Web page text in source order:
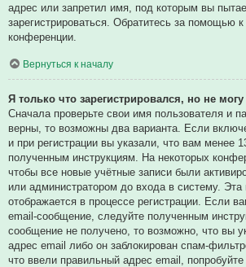
адрес или запретил имя, под которым вы
зарегистрироваться. Обратитесь за помощью
конференции.
Вернуться к началу
Я только что зарегистрировался, но не
Сначала проверьте свои имя пользователя и
верны, то возможны два варианта. Если
и при регистрации вы указали, что вам менее
полученным инструкциям. На некоторых
чтобы все новые учётные записи были
или администратором до входа в систему.
отображается в процессе регистрации. Если
email-сообщение, следуйте полученным
сообщение не получено, то возможно, что вы
адрес email либо он заблокирован спам-
что ввели правильный адрес email, попробуйте